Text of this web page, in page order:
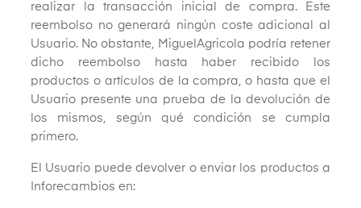
realizar la transacción inicial de compra. Este
reembolso no generará ningún coste adicional al
Usuario. No obstante, MiguelAgricola podría retener
dicho reembolso hasta haber recibido los
productos o artículos de la compra, o hasta que el
Usuario presente una prueba de la devolución de
los mismos, según qué condición se cumpla
primero.
El Usuario puede devolver o enviar los productos a
Inforecambios en: